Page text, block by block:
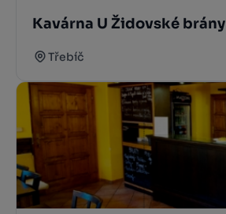
Kavárna U Židovské brány
Třebíč